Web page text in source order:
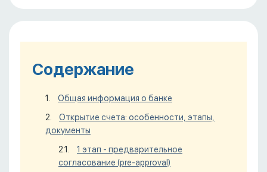
Содержание
Общая информация о банке
Открытие счета: особенности, этапы,
документы
1 этап - предварительное
согласование (pre-approval)